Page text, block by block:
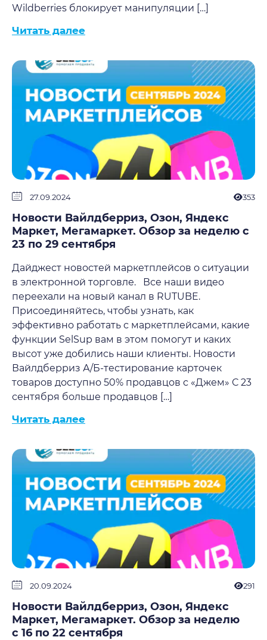
Wildberries блокирует манипуляции […]
Читать далее
27.09.2024 353
Новости Вайлдберриз, Озон, Яндекс
Маркет, Мегамаркет. Обзор за неделю с
23 по 29 сентября
Дайджест новостей маркетплейсов о ситуации
в электронной торговле. Все наши видео
переехали на новый канал в RUTUBE.
Присоединяйтесь, чтобы узнать, как
эффективно работать с маркетплейсами, какие
функции SelSup вам в этом помогут и каких
высот уже добились наши клиенты. Новости
Вайлдберриз А/Б-тестирование карточек
товаров доступно 50% продавцов с «Джем» С 23
сентября больше продавцов […]
Читать далее
20.09.2024 291
Новости Вайлдберриз, Озон, Яндекс
Маркет, Мегамаркет. Обзор за неделю
с 16 по 22 сентября